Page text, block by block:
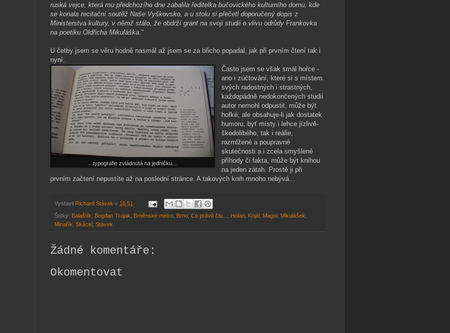
ruská vejce, která mu předchozího dne zabalila ředitelka bučovického kulturního domu, kde
se konala recitační soutěž Naše Vyškovsko, a u stolu si přečetl doporučený dopis z
Ministerstva kultury, v němž stálo, že obdrží grant na svoji studii o vlivu odrůdy Frankovka
na poetiku Oldřicha Mikuláška."
U četby jsem se věru hodně nasmál až jsem se za břicho popadal, jak při prvním čtení tak i
nyní.
...typografie zvládnutá na jedničku...
Často jsem se však smál hořce -
ano i zúčtování, které si s místem
svých radostných i strastných,
každopádně nedokončených studií
autor nemohl odpustit, může být
hořké, ale obsahuje-li jak dostatek
humoru, byť místy i lehce jízlivě-
škodolibého, tak i reálie,
rozmlžené a poupravné
skutečnosti a i zcela smyšlené
příhody či fakta, může být knihou
na jeden zátah. Prostě ji při
prvním začtení nepustíte až na poslední stránce. A takových knih mnoho nebývá...
Vystavil Richard Stávek v 16:51
Štítky: Balaštík, Bogdan Trojak, Brněnské metro, Brno, Co právě čtu..., Holan, Kojál , Magni, Mikulášek,
Minařík, Skácel , Stávek
Žádné komentáře:
Okomentovat